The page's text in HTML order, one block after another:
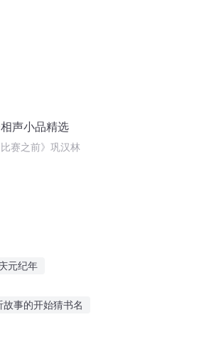
声小品精选
比赛之前》巩汉林
元纪年
故事的开始猜书名